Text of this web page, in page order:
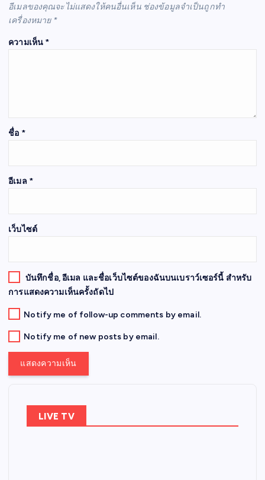
อีเมลของคุณจะไม่แสดงให้คนอื่นเห็น ช่องข้อมูลจำเป็นถูกทำ
เครื่องหมาย *
ความเห็น *
ชื่อ *
อีเมล *
เว็บไซต์
บันทึกชื่อ, อีเมล และชื่อเว็บไซต์ของฉันบนเบราว์เซอร์นี้ สำหรับ
การแสดงความเห็นครั้งถัดไป
Notify me of follow-up comments by email.
Notify me of new posts by email.
LIVE TV